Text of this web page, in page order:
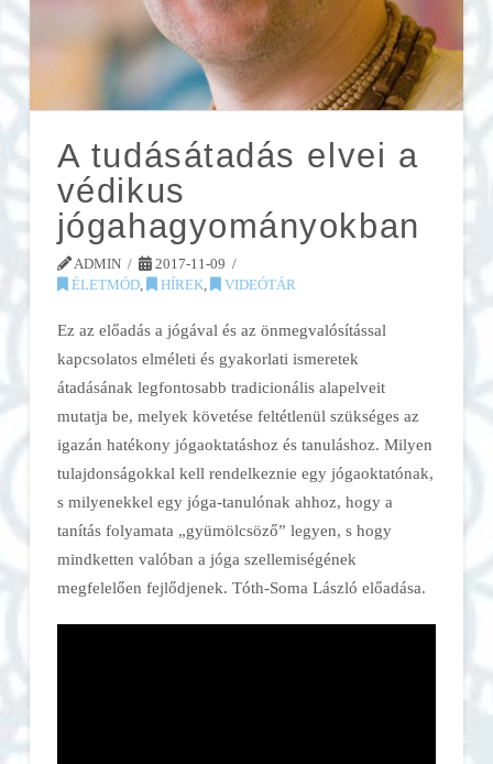
A tudásátadás elvei a
védikus
jógahagyományokban
ADMIN
2017-11-09
ÉLETMÓD, HÍREK, VIDEÓTÁR
Ez az előadás a jógával és az önmegvalósítással
kapcsolatos elméleti és gyakorlati ismeretek
átadásának legfontosabb tradicionális alapelveit
mutatja be, melyek követése feltétlenül szükséges az
igazán hatékony jógaoktatáshoz és tanuláshoz. Milyen
tulajdonságokkal kell rendelkeznie egy jógaoktatónak,
s milyenekkel egy jóga-tanulónak ahhoz, hogy a
tanítás folyamata „gyümölcsöző” legyen, s hogy
mindketten valóban a jóga szellemiségének
megfelelően fejlődjenek. Tóth-Soma László előadása.